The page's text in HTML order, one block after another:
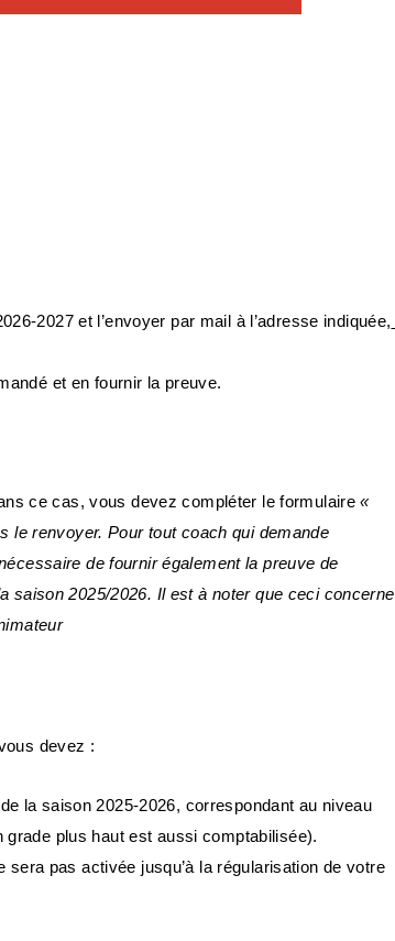
2027 et l’envoyer par mail à l’adresse indiquée,
et en fournir la preuve.
ce cas, vous devez compléter le formulaire«
le renvoyer. Pour tout coach qui demande
de fournir également la preuve de
saison 2025/2026. Il est à noter que ceci concerne
devez :
la saison 2025-2026, correspondant au niveau
plus haut est aussi comptabilisée).
pas activée jusqu’à la régularisation de votre